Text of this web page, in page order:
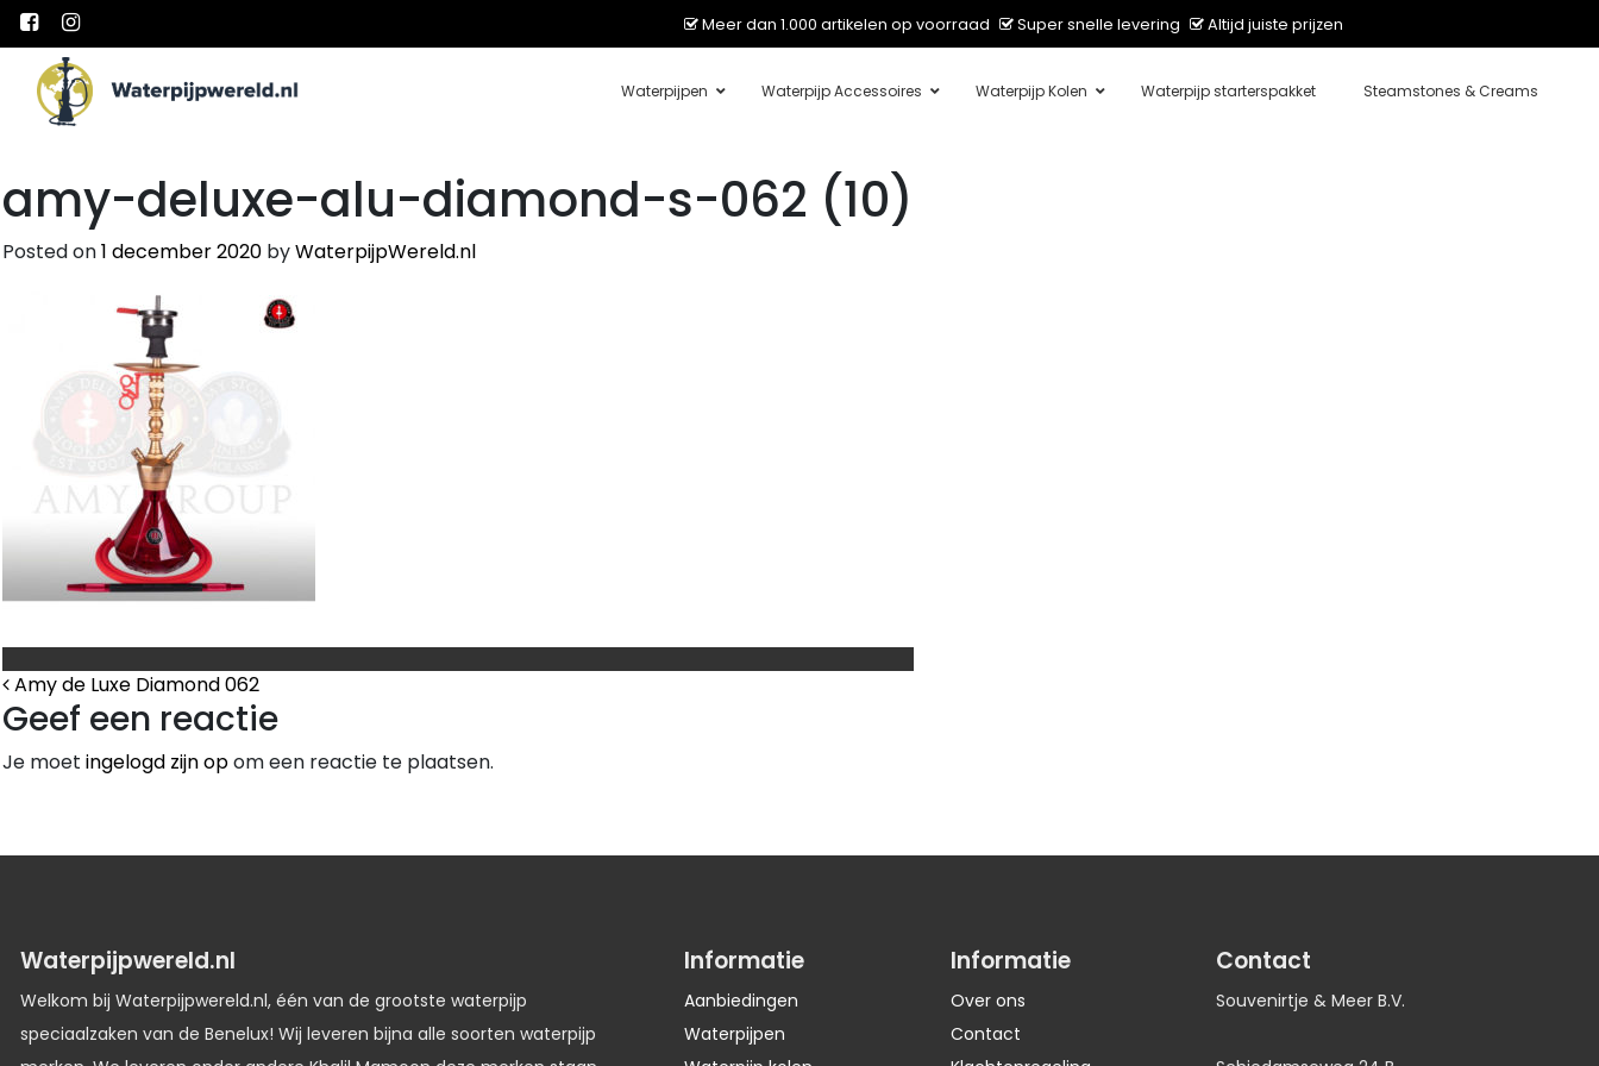
Meer dan 1.000 artikelen op voorraad Super snelle levering Altijd juiste prijzen
Main Navigation Waterpijpen Waterpijp Accessoires Waterpijp Kolen Waterpijp starterspakket Steamstones & Creams
amy-deluxe-alu-diamond-s-062 (10)
Posted on1 december 2020 byWaterpijpWereld.nl
Bericht Navigatie
Amy de Luxe Diamond 062
Geef een reactie
Je moet ingelogd zijn opom een reactie te plaatsen.
Waterpijpwereld.nl
Welkom bij Waterpijpwereld.nl, één van de grootste waterpijp
speciaalzaken van de Benelux! Wij leveren bijna alle soorten waterpijp
Informatie
Aanbiedingen
Waterpijpen
Informatie
Over ons
Contact
Contact
Souvenirtje & Meer B.V.